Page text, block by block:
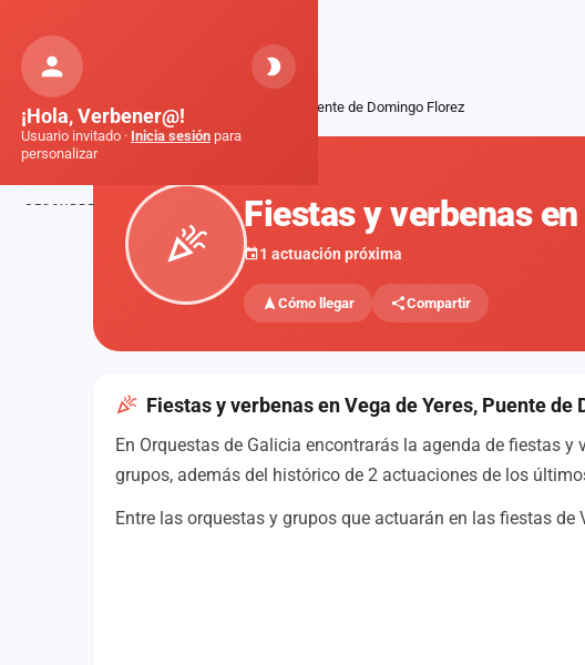
Inicio Fiestas Vega de Yeres, Puente de Domingo Florez
Fiestas y verbenas
1 actuación próxima
Cómo llegar Compartir
Fiestas y verbenas en Vega de Yeres, Puente de
En Orquestas de Galicia encontrarás la agenda de fiestas
grupos, además del histórico de 2 actuaciones de los
Entre las orquestas y grupos que actuarán en las fiestas
¡Hola, Verbener@!
Usuario invitado · Inicia sesión para
personalizar
DESCUBRE
Formaciones
Componentes